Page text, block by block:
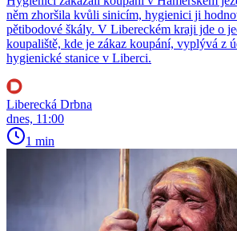
něm zhoršila kvůli sinicím, hygienici ji
pětibodové škály. V Libereckém kraji jde o
koupaliště, kde je zákaz koupání, vyplývá z
hygienické stanice v Liberci.
Liberecká Drbna
dnes, 11:00
1 min